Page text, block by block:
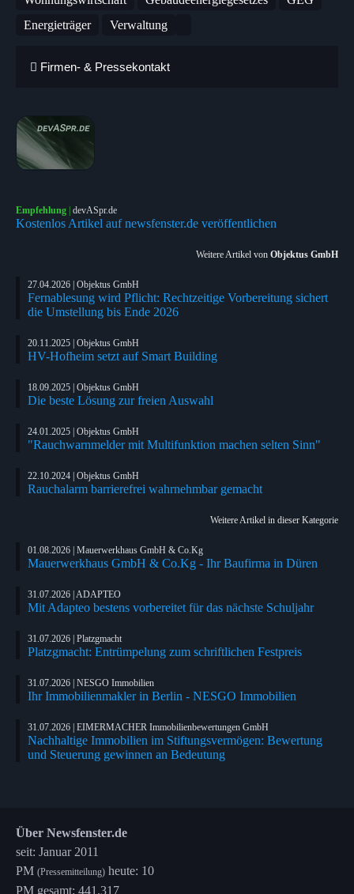
Energieträger
Verwaltung
Firmen- & Pressekontakt
Empfehlung | devASpr.de
Kostenlos Artikel auf newsfenster.de veröffentlichen
Weitere Artikel von Objektus GmbH
27.04.2026 | Objektus GmbH
Fernablesung wird Pflicht: Rechtzeitige Vorbereitung sichert
die Umstellung bis Ende 2026
20.11.2025 | Objektus GmbH
HV-Hofheim setzt auf Smart Building
18.09.2025 | Objektus GmbH
Die beste Lösung zur freien Auswahl
24.01.2025 | Objektus GmbH
"Rauchwarnmelder mit Multifunktion machen selten Sinn"
22.10.2024 | Objektus GmbH
Rauchalarm barrierefrei wahrnehmbar gemacht
Weitere Artikel in dieser Kategorie
01.08.2026 | Mauerwerkhaus GmbH & Co.Kg
Mauerwerkhaus GmbH & Co.Kg - Ihr Baufirma in Düren
31.07.2026 | ADAPTEO
Mit Adapteo bestens vorbereitet für das nächste Schuljahr
31.07.2026 | Platzgmacht
Platzgmacht: Entrümpelung zum schriftlichen Festpreis
31.07.2026 | NESGO Immobilien
Ihr Immobilienmakler in Berlin - NESGO Immobilien
31.07.2026 | EIMERMACHER Immobilienbewertungen GmbH
Nachhaltige Immobilien im Stiftungsvermögen: Bewertung
und Steuerung gewinnen an Bedeutung
Über Newsfenster.de
seit: Januar 2011
PM (Pressemitteilung) heute: 10
PM gesamt: 441.317